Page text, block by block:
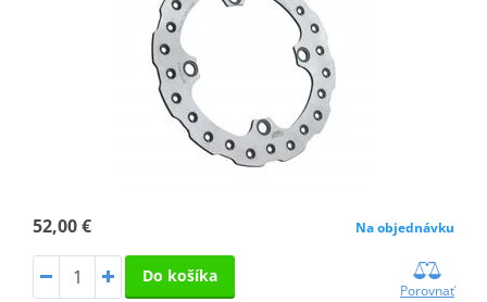
52,00 € Na objednávku
Do košíka
Porovnať